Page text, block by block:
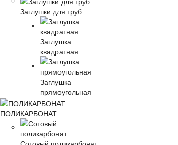
Заглушки для труб
Заглушка
квадратная
Заглушка
прямоугольная
ПОЛИКАРБОНАТ